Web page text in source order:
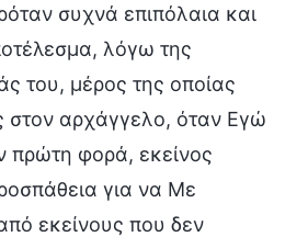
συχνά επιπόλαια και
λόγω της
του, μέρος της οποίας
στον αρχάγγελο, όταν Εγώ
πρώτη φορά, εκείνος
για να Με
εκείνους που δεν